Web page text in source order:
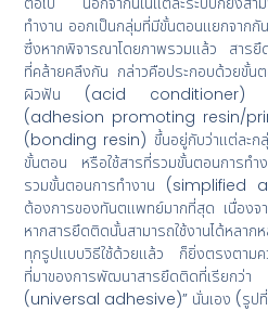
ทำงาน ออกเป็นกลุ่มที่มีขั้นตอนแยกจากกั
ซึ่งหากพิจารณาโดยภาพรวมแล้ว สารยึ
ที่คล้ายคลึงกัน กล่าวคือประกอบด้วยขั้น
ผิวฟัน (acid conditioner) การใ
(adhesion promoting resin/
(bonding resin) ขึ้นอยู่กับว่าแต่ละกลุ่
ขั้นตอน หรือใช้สารที่รวมขั้นตอนการท
รวมขั้นตอนการทำงาน (simplified
ต้องการของทันตแพทย์มากที่สุด เนื่องจ
หากสารยึดติดนั้นสามารถใช้งานได้หลา
ทุกรูปแบบวิธีใช้ด้วยแล้ว ก็ยิ่งตรงตาม
ที่มาของการพัฒนาสารยึดติดที่เรี
(universal adhesive)” นั่นเอง (รูปที่